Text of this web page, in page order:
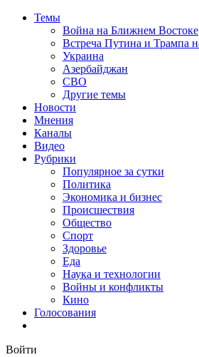
Темы
Война на Ближнем Востоке
Встреча Путина и Трампа
Украина
Азербайджан
СВО
Другие темы
Новости
Мнения
Каналы
Видео
Рубрики
Популярное за сутки
Политика
Экономика и бизнес
Происшествия
Общество
Спорт
Здоровье
Еда
Наука и технологии
Войны и конфликты
Кино
Голосования
Войти